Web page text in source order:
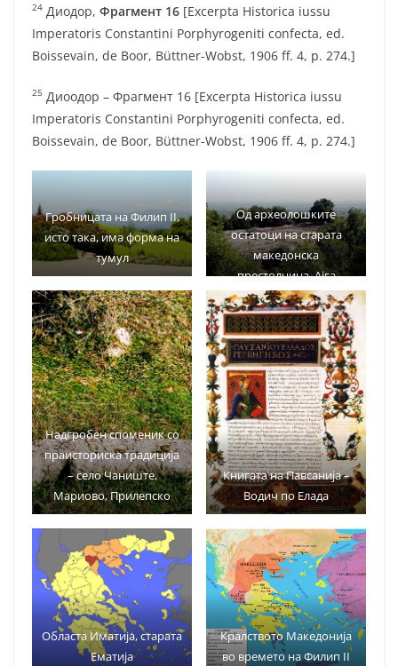
24 Диодор, Фрагмент 16 [Excerpta Historica iussu
Imperatoris Constantini Porphyrogeniti confecta, ed.
Boissevain, de Boor, Büttner-Wobst, 1906 ff. 4, p. 274.]
25 Диоодор – Фрагмент 16 [Excerpta Historica iussu
Imperatoris Constantini Porphyrogeniti confecta, ed.
Boissevain, de Boor, Büttner-Wobst, 1906 ff. 4, p. 274.]
Гробницата на Филип II,
исто така, има форма на
тумул
Од археолошките
остатоци на старата
македонска
престолнина, Ајга
Надгробен споменик со
праисториска традиција
– село Чаниште,
Мариово, Прилепско
Книгата на Павсанија –
Водич по Елада
Областа Иматија, старата
Ематија
Кралството Македонија
во времето на Филип II